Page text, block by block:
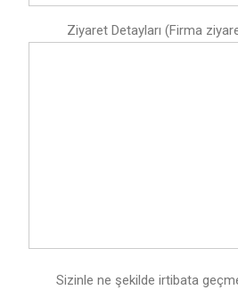
Ziyaret Detayları (Firma
Sizinle ne şekilde irtibata